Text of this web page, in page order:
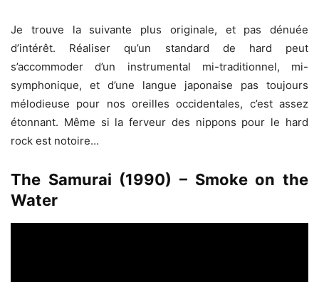
Je trouve la suivante plus originale, et pas dénuée
d’intérêt. Réaliser qu’un standard de hard peut
s’accommoder d’un instrumental mi-traditionnel, mi-
symphonique, et d’une langue japonaise pas toujours
mélodieuse pour nos oreilles occidentales, c’est assez
étonnant. Même si la ferveur des nippons pour le hard
rock est notoire…
The Samurai (1990) – Smoke on the
Water